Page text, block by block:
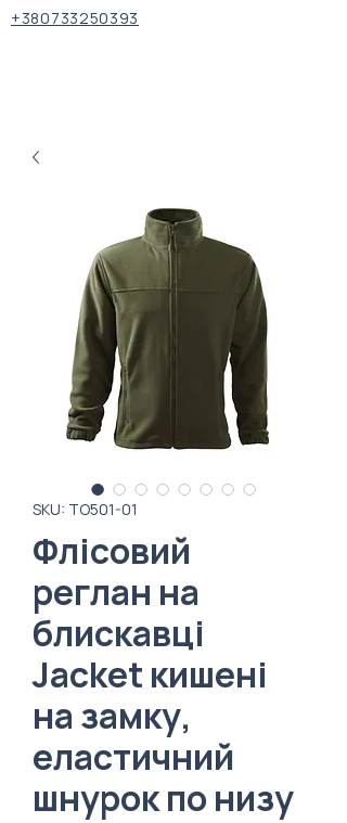
+380733250393
SKU: ТО501-01
Флісовий
реглан на
блискавці
Jacket кишені
на замку,
еластичний
шнурок по низу